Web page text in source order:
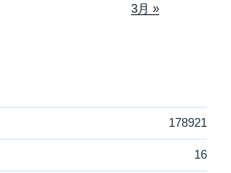
3月 »
178921
16